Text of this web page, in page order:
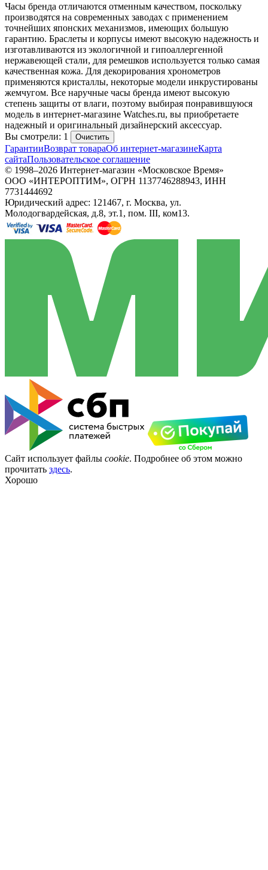
Часы бренда отличаются отменным качеством, поскольку
производятся на современных заводах с применением
точнейших японских механизмов, имеющих большую
гарантию. Браслеты и корпусы имеют высокую надежность и
изготавливаются из экологичной и гипоаллергенной
нержавеющей стали, для ремешков используется только самая
качественная кожа. Для декорирования хронометров
применяются кристаллы, некоторые модели инкрустированы
жемчугом. Все наручные часы бренда имеют высокую
степень защиты от влаги, поэтому выбирая понравившуюся
модель в интернет-магазине Watches.ru, вы приобретаете
надежный и оригинальный дизайнерский аксессуар.
Вы смотрели: 1
Очистить
ГарантииВозврат товараОб интернет-магазинеКарта
сайтаПользовательское соглашение
© 1998–2026 Интернет-магазин «Московское Время»
ООО «ИНТЕРОПТИМ», ОГРН 1137746288943, ИНН
7731444692
Юридический адрес: 121467, г. Москва, ул.
Молодогвардейская, д.8, эт.1, пом. III, ком13.
Сайт использует файлы cookie. Подробнее об этом можно
прочитать здесь.
Хорошо